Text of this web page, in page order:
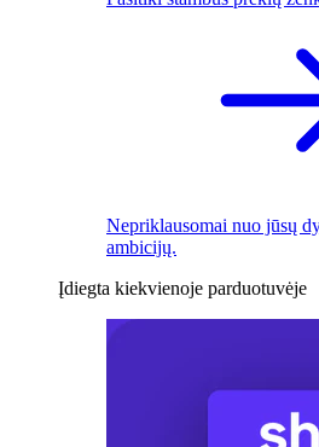
Nepriklausomai nuo jūsų
ambicijų.
Įdiegta kiekvienoje parduotuvėje